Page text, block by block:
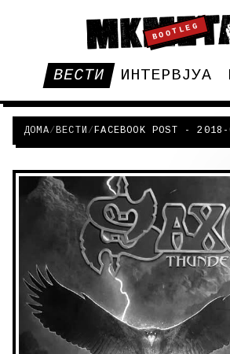
BOOTLEG
ВЕСТИ ИНТЕРВЈУА
ДОМА/ВЕСТИ /FACEBOOK POST -